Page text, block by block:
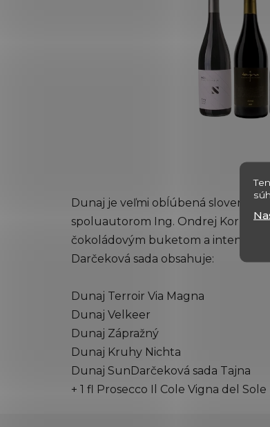
Dunaj je veľmi obĺúbená slovenská
spoluautorom Ing. Ondrej
čokoládovým buketom a
Darčeková sada obsahuje:
Dunaj Terroir Via Magna
Dunaj Velkeer
Dunaj Zápražný
Dunaj Kruhy Nichta
Dunaj SunDarčeková sada Tajna
+ 1 fl Prosecco Il Cole Vigna del Sole